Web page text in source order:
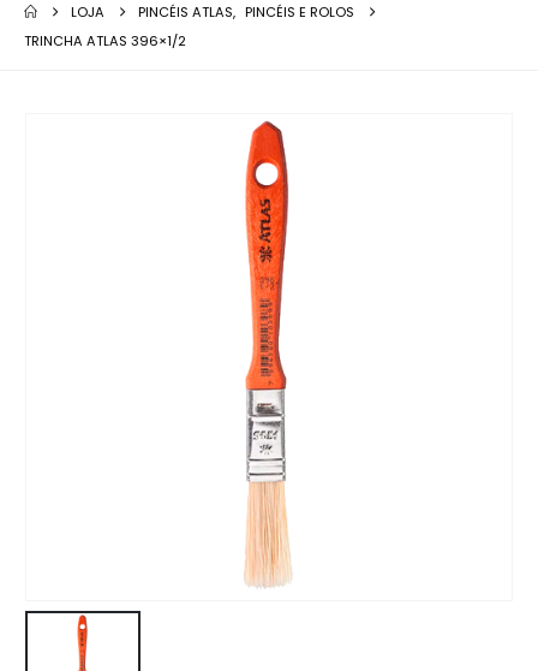
LOJA PINCÉIS ATLAS, PINCÉIS E ROLOS
TRINCHA ATLAS 396×1/2